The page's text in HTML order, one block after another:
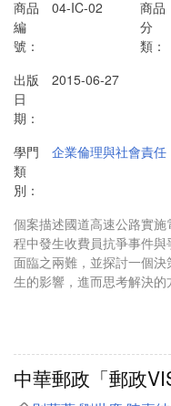
商品
編
號：
04-IC-02
商品
分
類：
出版
日
期：
2015-06-27
學門
類
別：
企業倫理與社會責任
個案描述國道高速公路實
程中發生收費員抗爭事件
面臨之兩難，並探討一個
生的影響，進而思考解決的
中華郵政「郵政